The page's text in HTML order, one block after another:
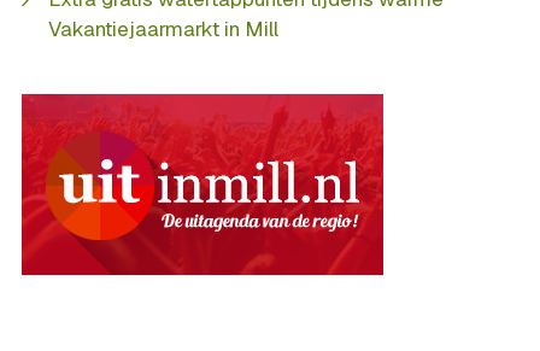
Vakantiejaarmarkt in Mill